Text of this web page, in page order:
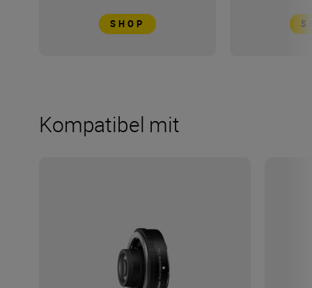
SHOP
Kompatibel mit